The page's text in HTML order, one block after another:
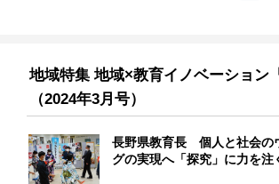
地域特集 地域×教育イノベーション
（2024年3月号）
長野県教育長 個人と社会の
グの実現へ「探究」に力を注